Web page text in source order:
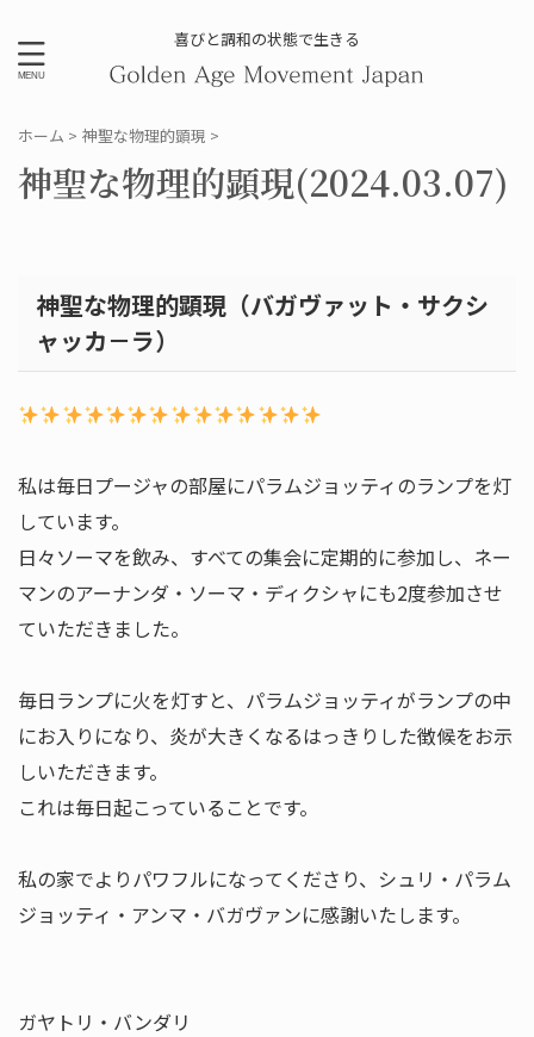
喜びと調和の状態で生きる
ホーム > 神聖な物理的顕現 >
神聖な物理的顕現(2024.03.07)
神聖な物理的顕現（バガヴァット・サクシ
ャッカ－ラ）
私は毎日プージャの部屋にパラムジョッティのランプを灯
しています。
日々ソーマを飲み、すべての集会に定期的に参加し、ネー
マンのアーナンダ・ソーマ・ディクシャにも2度参加させ
ていただきました。
毎日ランプに火を灯すと、パラムジョッティがランプの中
にお入りになり、炎が大きくなるはっきりした徴候をお示
しいただきます。
これは毎日起こっていることです。
私の家でよりパワフルになってくださり、シュリ・パラム
ジョッティ・アンマ・バガヴァンに感謝いたします。
ガヤトリ・バンダリ